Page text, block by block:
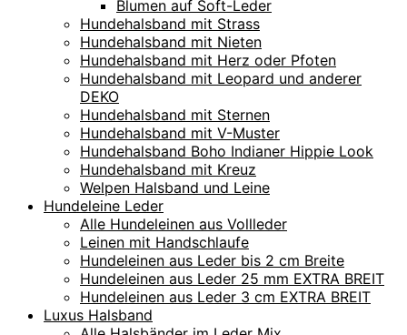
Blumen auf Soft-Leder
Hundehalsband mit Strass
Hundehalsband mit Nieten
Hundehalsband mit Herz oder Pfoten
Hundehalsband mit Leopard und anderer
DEKO
Hundehalsband mit Sternen
Hundehalsband mit V-Muster
Hundehalsband Boho Indianer Hippie Look
Hundehalsband mit Kreuz
Welpen Halsband und Leine
Hundeleine Leder
Alle Hundeleinen aus Vollleder
Leinen mit Handschlaufe
Hundeleinen aus Leder bis 2 cm Breite
Hundeleinen aus Leder 25 mm EXTRA BREIT
Hundeleinen aus Leder 3 cm EXTRA BREIT
Luxus Halsband